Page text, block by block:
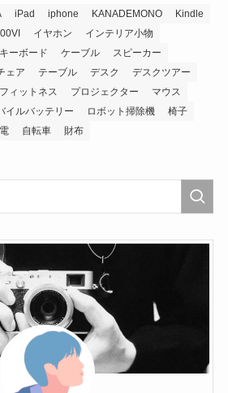
iPad iphone KANADEMONO
Kindle
イヤホン
インテリア小物
キーボード ケーブル
スピーカー
ェア テーブル デスク
デスクツアー
フィットネス プロジェクター
マウス
イルバッテリー ロボット掃除機
椅子
自転車 財布